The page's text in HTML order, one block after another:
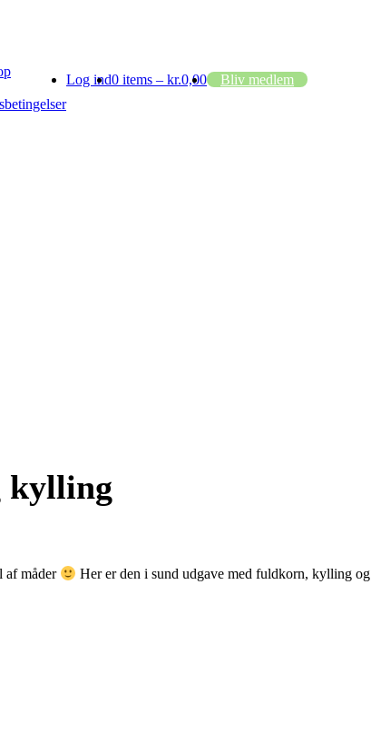
Log ind Bliv medlem
0 items – kr.0,00
kylling
af måder Her er den i sund udgave med fuldkorn, kylling